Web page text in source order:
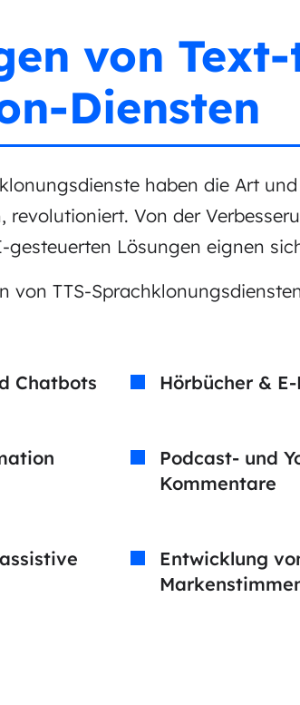
von
Diensten
haben die Art
revolutioniert. Von der
Lösungen eignen
von TTS-
Chatbots Hörbücher &
Podcast- und
Kommentare
Entwicklung